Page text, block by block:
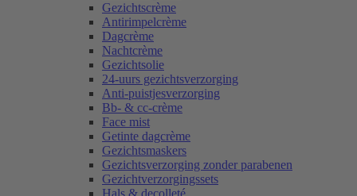
Gezichtscrème
Antirimpelcrème
Dagcrème
Nachtcrème
Gezichtsolie
24-uurs gezichtsverzorging
Anti-puistjesverzorging
Bb- & cc-crème
Face mist
Getinte dagcrème
Gezichtsmaskers
Gezichtsverzorging zonder parabenen
Gezichtverzorgingssets
Hals & decolleté